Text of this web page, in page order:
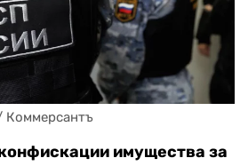
Коммерсантъ
имущества за